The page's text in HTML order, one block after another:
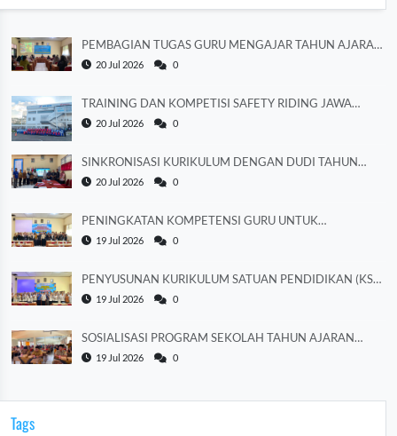
PEMBAGIAN TUGAS GURU MENGAJAR TAHUN AJARAN
2026/2027
20 Jul 2026 0
TRAINING DAN KOMPETISI SAFETY RIDING JAWA
TENGAH 2026
20 Jul 2026 0
SINKRONISASI KURIKULUM DENGAN DUDI TAHUN
AJARAN 2026/2027
20 Jul 2026 0
PENINGKATAN KOMPETENSI GURU UNTUK
MEMPERKUAT LITERASI
19 Jul 2026 0
PENYUSUNAN KURIKULUM SATUAN PENDIDIKAN (KSP)
TAHUN AJARAN 2026/2027
19 Jul 2026 0
SOSIALISASI PROGRAM SEKOLAH TAHUN AJARAN
2026/2027
19 Jul 2026 0
Tags